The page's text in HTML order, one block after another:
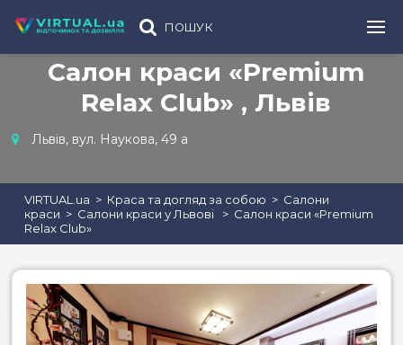
ПОШУК
Салон краси «Premium
Relax Club» , Львів
Львів, вул. Наукова, 49 а
VIRTUAL.ua Краса та догляд за собою
Салони
краси
Салони краси у Львові
Салон краси «Premium
Relax Club»